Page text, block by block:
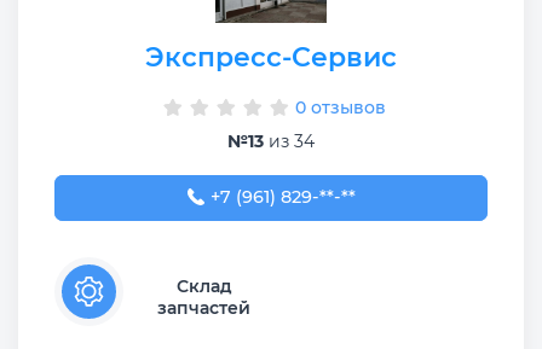
Экспресс-Сервис
0 отзывов
№13 из 34
+7 (961) 829-88-88
+7 (961) 829-**-**
Склад
запчастей